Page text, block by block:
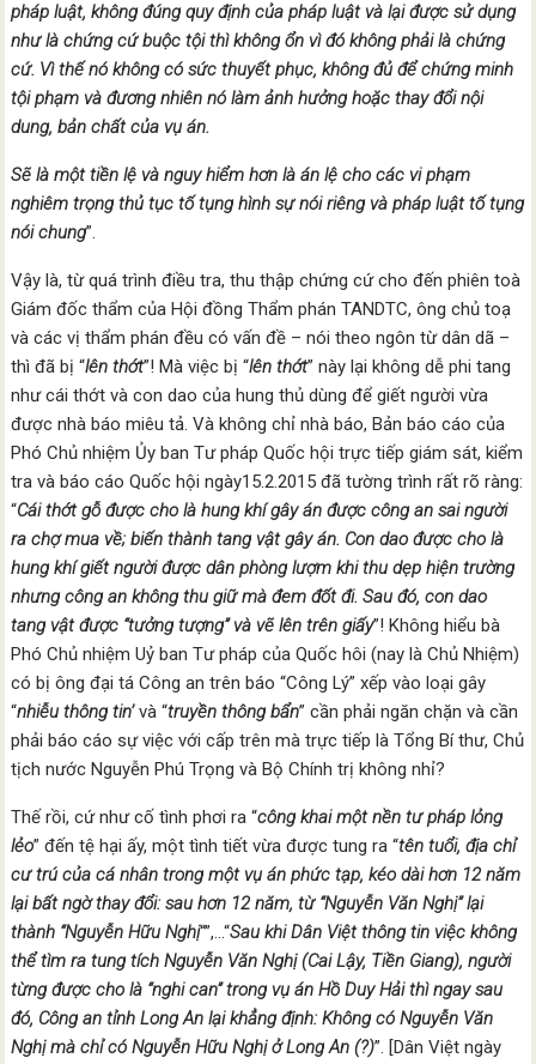
pháp luật, không đúng quy định của pháp luật và lại được sử dụng
như là chứng cứ buộc tội thì không ổn vì đó không phải là chứng
cứ. Vì thế nó không có sức thuyết phục, không đủ để chứng minh
tội phạm và đương nhiên nó làm ảnh hưởng hoặc thay đổi nội
dung, bản chất của vụ án.
Sẽ là một tiền lệ và nguy hiểm hơn là án lệ cho các vi phạm
nghiêm trọng thủ tục tố tụng hình sự nói riêng và pháp luật tố tụng
nói chung”.
Vậy là, từ quá trình điều tra, thu thập chứng cứ cho đến phiên toà
Giám đốc thẩm của Hội đồng Thẩm phán TANDTC, ông chủ toạ
và các vị thẩm phán đều có vấn đề – nói theo ngôn từ dân dã –
thì đã bị “lên thớt”! Mà việc bị “lên thớt” này lại không dễ phi tang
như cái thớt và con dao của hung thủ dùng để giết người vừa
được nhà báo miêu tả. Và không chỉ nhà báo, Bản báo cáo của
Phó Chủ nhiệm Ủy ban Tư pháp Quốc hội trực tiếp giám sát, kiểm
tra và báo cáo Quốc hội ngày15.2.2015 đã tường trình rất rõ ràng:
“Cái thớt gỗ được cho là hung khí gây án được công an sai người
ra chợ mua về; biến thành tang vật gây án. Con dao được cho là
hung khí giết người được dân phòng lượm khi thu dẹp hiện trường
nhưng công an không thu giữ mà đem đốt đi. Sau đó, con dao
tang vật được “tưởng tượng” và vẽ lên trên giấy”! Không hiểu bà
Phó Chủ nhiệm Uỷ ban Tư pháp của Quốc hôi (nay là Chủ Nhiệm)
có bị ông đại tá Công an trên báo “Công Lý” xếp vào loại gây
“nhiễu thông tin’và “truyền thông bẩn” cần phải ngăn chặn và cần
phải báo cáo sự việc với cấp trên mà trực tiếp là Tổng Bí thư, Chủ
tịch nước Nguyễn Phú Trọng và Bộ Chính trị không nhỉ?
Thế rồi, cứ như cố tình phơi ra “công khai một nền tư pháp lỏng
lẻo” đến tệ hại ấy, một tình tiết vừa được tung ra “tên tuổi, địa chỉ
cư trú của cá nhân trong một vụ án phức tạp, kéo dài hơn 12 năm
lại bất ngờ thay đổi: sau hơn 12 năm, từ “Nguyễn Văn Nghị” lại
thành “Nguyễn Hữu Nghị“”,…“Sau khi Dân Việt thông tin việc không
thể tìm ra tung tích Nguyễn Văn Nghị (Cai Lậy, Tiền Giang), người
từng được cho là “nghi can” trong vụ án Hồ Duy Hải thì ngay sau
đó, Công an tỉnh Long An lại khẳng định: Không có Nguyễn Văn
Nghị mà chỉ có Nguyễn Hữu Nghị ở Long An (?)”. [Dân Việt ngày